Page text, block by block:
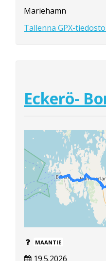
Mariehamn
Tallenna GPX-
Eckerö-
MAANTIE
19.5.2026